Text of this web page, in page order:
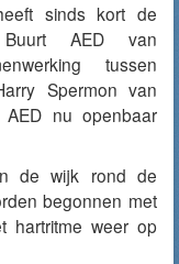
sinds kort de
Buurt AED van
tussen
Spermon van
AED nu openbaar
de wijk rond de
begonnen met
hartritme weer op